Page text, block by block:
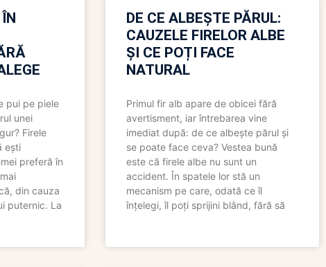
pui pe piele
unei
Firele
ești
preferă în
din cauza
puternic. La
DE CE ALBEȘTE PĂRUL:
CAUZELE FIRELOR ALBE
ȘI CE POȚI FACE
NATURAL
Primul fir alb apare de obicei fără
avertisment, iar întrebarea vine
imediat după: de ce albește părul și
se poate face ceva? Vestea bună
este că firele albe nu sunt un
accident. În spatele lor stă un
mecanism pe care, odată ce îl
înțelegi, îl poți sprijini blând, fără să